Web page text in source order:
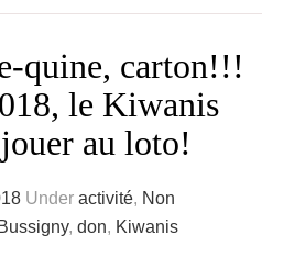
quine, carton!!!
le Kiwanis
au loto!
Under activité, Non
Bussigny, don, Kiwanis